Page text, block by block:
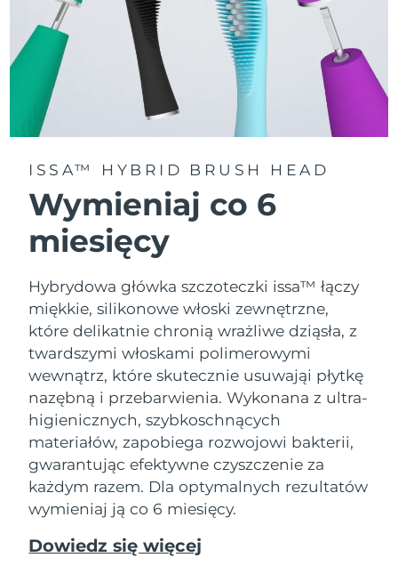
ISSA™ HYBRID BRUSH HEAD
Wymieniaj co 6
miesięcy
Hybrydowa główka szczoteczki issa™ łączy
miękkie, silikonowe włoski zewnętrzne,
które delikatnie chronią wrażliwe dziąsła, z
twardszymi włoskami polimerowymi
wewnątrz, które skutecznie usuwająi płytkę
nazębną i przebarwienia. Wykonana z ultra-
higienicznych, szybkoschnących
materiałów, zapobiega rozwojowi bakterii,
gwarantując efektywne czyszczenie za
każdym razem. Dla optymalnych rezultatów
wymieniaj ją co 6 miesięcy.
Dowiedz się więcej